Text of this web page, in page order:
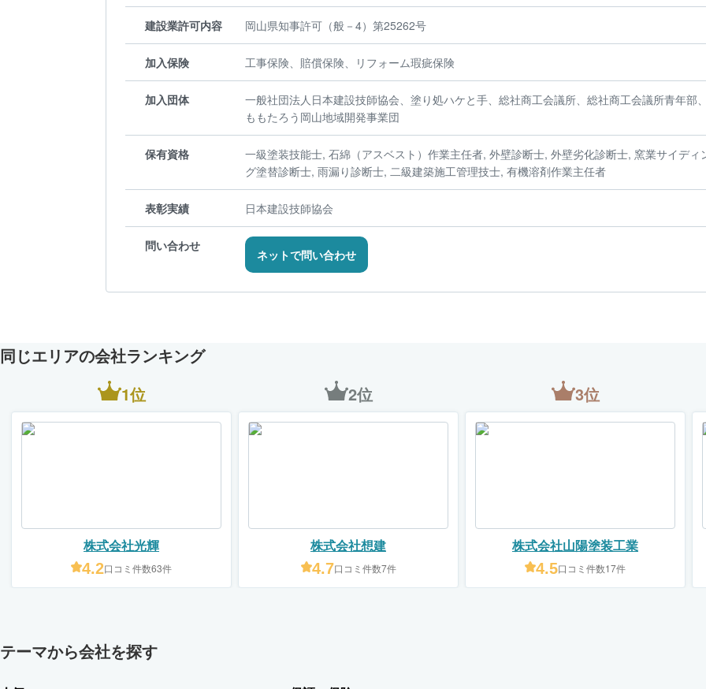
建設業許可内容 岡山県知事許可（般－4）第25262号
加入保険 工事保険、賠償保険、リフォーム瑕疵保険
加入団体
一般社団法人日本建設技師協会、塗り処ハケと手、総社商工会議所、総社商工会議所青年部
ももたろう岡山地域開発事業団
保有資格
一級塗装技能士, 石綿（アスベスト）作業主任者, 外壁診断士, 外壁劣化診断士, 窯業サイディ
グ塗替診断士, 雨漏り診断士, 二級建築施工管理技士, 有機溶剤作業主任者
表彰実績 日本建設技師協会
問い合わせ
ネットで問い合わせ
同じエリアの会社ランキング
1位
株式会社光輝
4.2口コミ件数63件
2位
株式会社想建
4.7口コミ件数7件
3位
株式会社山陽塗装工業
4.5口コミ件数17件
テーマから会社を探す